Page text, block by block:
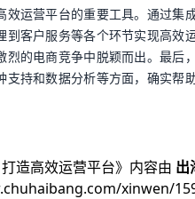
效运营平台的重要工具。通过
到客户服务等各个环节实现高
烈的电商竞争中脱颖而出。最
支持和数据分析等方面，确实
造高效运营平台》内容由 出
xinwen/